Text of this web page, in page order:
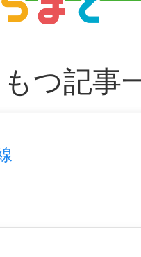
つ記事